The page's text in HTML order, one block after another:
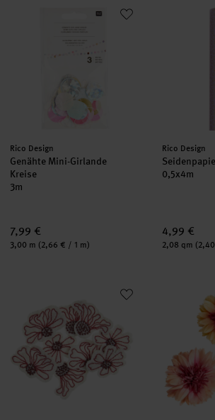
Genähte Mini-Girlande Kreise
Hersteller:
Rico Design
Genähte Mini-Girlande
Kreise
3m
7,99 €
Inhalt:
3,00 m (2,66 € / 1 m)
Hersteller:
Rico Design
0,5x4m
4,99 €
Inhalt:
2,08 qm